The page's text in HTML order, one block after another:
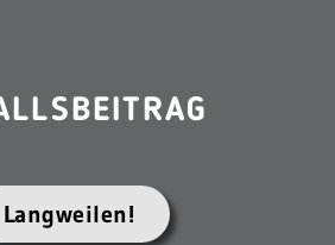
Langweilen!